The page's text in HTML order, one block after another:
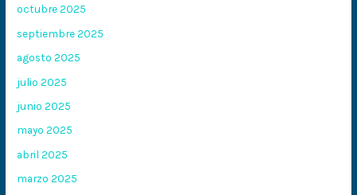
octubre 2025
septiembre 2025
agosto 2025
julio 2025
junio 2025
mayo 2025
abril 2025
marzo 2025